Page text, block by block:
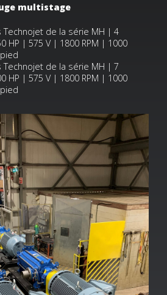
multistage
Technojet de la série MH | 4
HP | 575 V | 1800 RPM | 1000
Technojet de la série MH | 7
HP | 575 V | 1800 RPM | 1000